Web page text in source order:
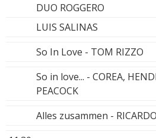
DUO ROGGERO
LUIS SALINAS
So In Love - TOM RIZZO
So in love... - COREA,
PEACOCK
Alles zusammen -